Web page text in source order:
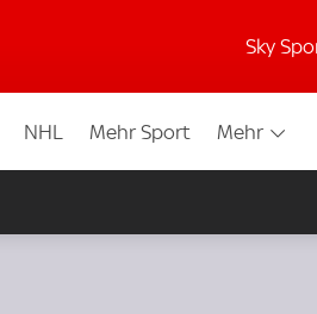
Sky
NHL Mehr Sport Mehr